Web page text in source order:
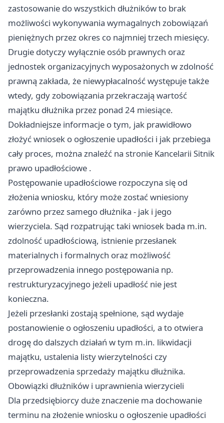
zastosowanie do wszystkich dłużników to brak
możliwości wykonywania wymagalnych zobowiązań
pieniężnych przez okres co najmniej trzech miesięcy.
Drugie dotyczy wyłącznie osób prawnych oraz
jednostek organizacyjnych wyposażonych w zdolność
prawną zakłada, że niewypłacalność występuje także
wtedy, gdy zobowiązania przekraczają wartość
majątku dłużnika przez ponad 24 miesiące.
Dokładniejsze informacje o tym, jak prawidłowo
złożyć wniosek o ogłoszenie upadłości i jak przebiega
cały proces, można znaleźć na stronie Kancelarii Sitnik
prawo upadłościowe .
Postępowanie upadłościowe rozpoczyna się od
złożenia wniosku, który może zostać wniesiony
zarówno przez samego dłużnika - jak i jego
wierzyciela. Sąd rozpatrując taki wniosek bada m.in.
zdolność upadłościową, istnienie przesłanek
materialnych i formalnych oraz możliwość
przeprowadzenia innego postępowania np.
restrukturyzacyjnego jeżeli upadłość nie jest
konieczna.
Jeżeli przesłanki zostają spełnione, sąd wydaje
postanowienie o ogłoszeniu upadłości, a to otwiera
drogę do dalszych działań w tym m.in. likwidacji
majątku, ustalenia listy wierzytelności czy
przeprowadzenia sprzedaży majątku dłużnika.
Obowiązki dłużników i uprawnienia wierzycieli
Dla przedsiębiorcy duże znaczenie ma dochowanie
terminu na złożenie wniosku o ogłoszenie upadłości